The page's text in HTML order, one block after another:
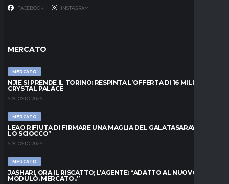
FACEBOOK INSTAGRAM
MERCATO
MERCATO
NJIE SI PRENDE IL TORINO: RESPINTA L’OFFERTA DI 16 MILIONI DAL
CRYSTAL PALACE
6 AGOSTO 2026
MERCATO
LEAO RIFIUTA DI FIRMARE UNA MAGLIA DEL GALATASARAY: “FAI
LO SCIOCCO”
6 AGOSTO 2026
MERCATO
JASHARI, ORA IL RISCATTO; L’AGENTE: “ADATTO AL NUOVO
MODULO. MERCATO..”